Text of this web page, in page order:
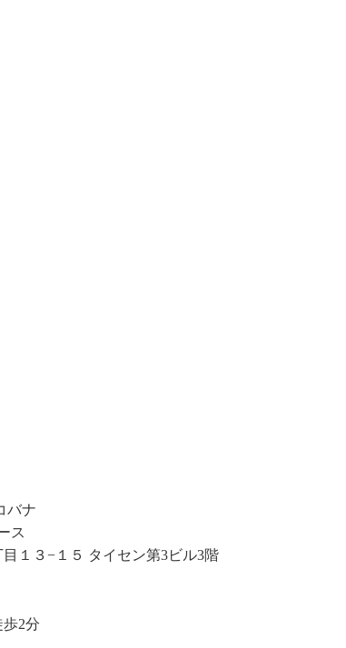
バナ
ス
１３−１５ タイセン第3ビル3階
2分